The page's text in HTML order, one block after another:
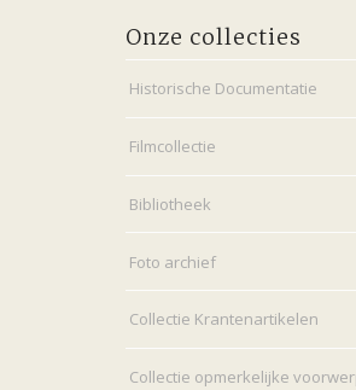
Onze collecties
Historische Documentatie
Filmcollectie
Bibliotheek
Foto archief
Collectie Krantenartikelen
Collectie opmerkelijke